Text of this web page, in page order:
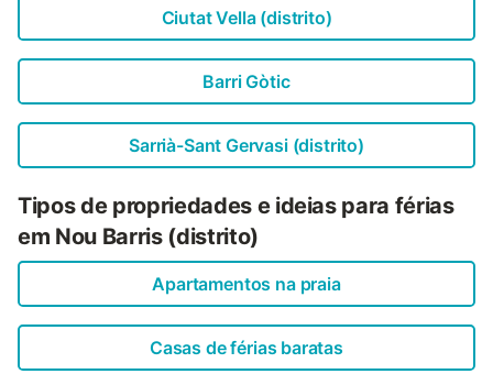
Ciutat Vella (distrito)
Barri Gòtic
Sarrià-Sant Gervasi (distrito)
Tipos de propriedades e ideias para férias
em Nou Barris (distrito)
Apartamentos na praia
Casas de férias baratas